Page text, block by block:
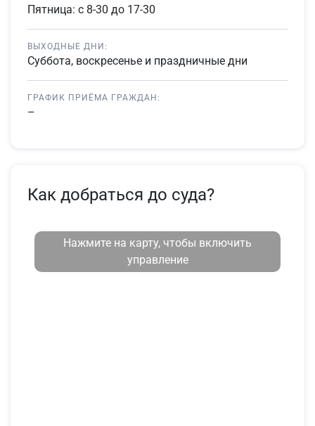
Пятница: с 8-30 до 17-30
ВЫХОДНЫЕ ДНИ:
Суббота, воскресенье и праздничные дни
ГРАФИК ПРИЁМА ГРАЖДАН:
–
Как добраться до суда?
Нажмите на карту, чтобы включить
управление